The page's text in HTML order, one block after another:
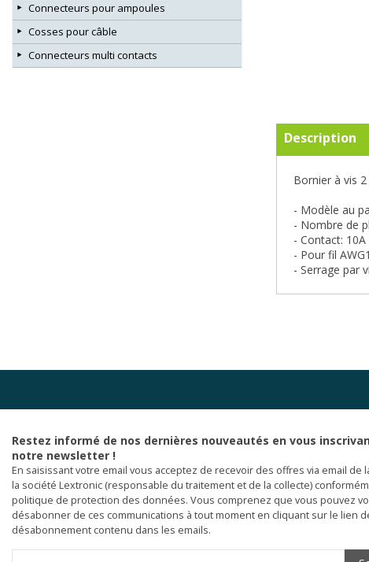
Description
Bornier à vis
- Modèle au
- Nombre de
- Contact: 10A
- Pour fil
- Serrage par
Connecteurs pour ampoules
Cosses pour câble
Connecteurs multi contacts
Restez informé de nos dernières nouveautés en vous
notre newsletter !
En saisissant votre email vous acceptez de recevoir des offres via email de
la société Lextronic (responsable du traitement et de la collecte)
politique de protection des données. Vous comprenez que vous pouvez
désabonner de ces communications à tout moment en cliquant sur le lien
désabonnement contenu dans les emails.